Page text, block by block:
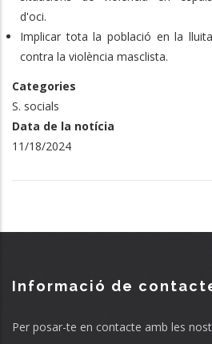
d'oci.
Implicar tota la població en la lluita
contra la violència masclista.
Categories
S. socials
Data de la notícia
11/18/2024
Informació de
Per posar-te en contacte amb les